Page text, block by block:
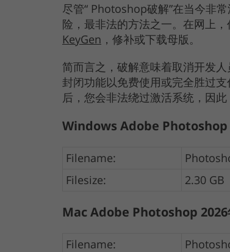
尽管“ Photoshop破解”在当今非
险，最非法的方法之一。在网上
KeyGen ，修补或下载母版。
简而言之，破解意味着取消开发
封闭功能以免费使用或完全胜过
后，您会非法绕过激活系统，因此
Windows Adobe Photoshop
Filename:
Filesize:
2.30 GB
Mac Adobe Photoshop 2026
Filename: